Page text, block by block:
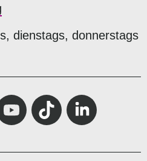
dienstags, donnerstags